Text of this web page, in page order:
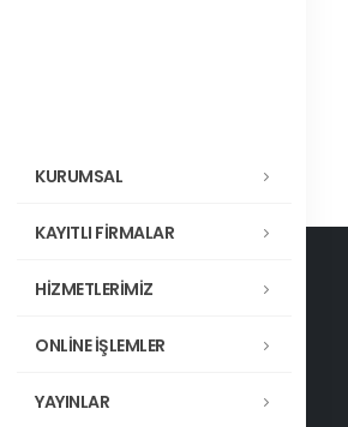
KURUMSAL
KAYITLI FİRMALAR
HİZMETLERİMİZ
ONLİNE İŞLEMLER
YAYINLAR